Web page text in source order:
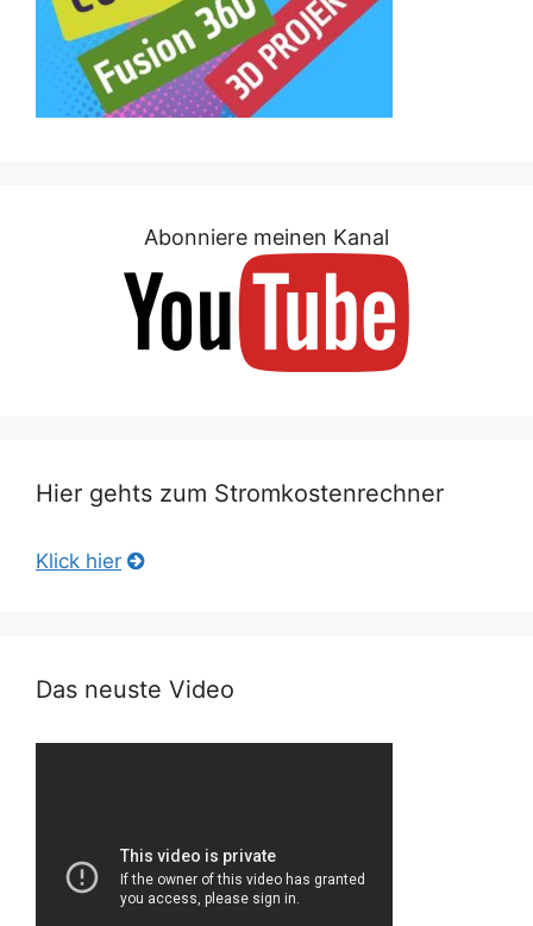
Abonniere meinen Kanal
Hier gehts zum Stromkostenrechner
Klick hier
Das neuste Video